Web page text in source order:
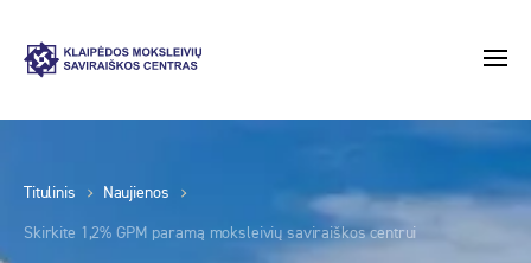
Titulinis Naujienos
Skirkite 1,2% GPM paramą moksleivių saviraiškos centrui